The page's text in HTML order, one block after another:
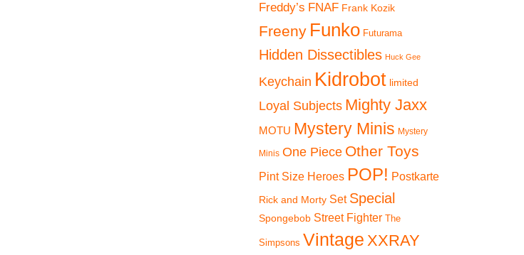
Freddy’s FNAF Frank Kozik
Freeny Funko Futurama
Hidden Dissectibles Huck Gee
Keychain Kidrobot limited
Loyal Subjects Mighty Jaxx
MOTU Mystery Minis Mystery
Minis One Piece Other Toys
Pint Size Heroes POP! Postkarte
Rick and Morty Set Special
Spongebob Street Fighter The
Simpsons Vintage XXRAY